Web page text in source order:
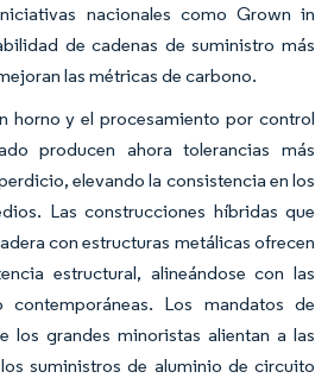
nacionales como Grown in
de cadenas de suministro más
las métricas de carbono.
horno y el procesamiento por control
producen ahora tolerancias más
elevando la consistencia en los
Las construcciones híbridas que
con estructuras metálicas ofrecen
estructural, alineándose con las
contemporáneas. Los mandatos de
los grandes minoristas alientan a las
suministros de aluminio de circuito